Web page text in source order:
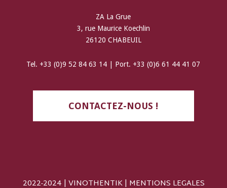
ZA La Grue
3, rue Maurice Koechlin
26120 CHABEUIL
Tel. +33 (0)9 52 84 63 14 | Port. +33 (0)6 61 44 41 07
CONTACTEZ-NOUS !
2022-2024 | VINOTHENTIK | MENTIONS LEGALES